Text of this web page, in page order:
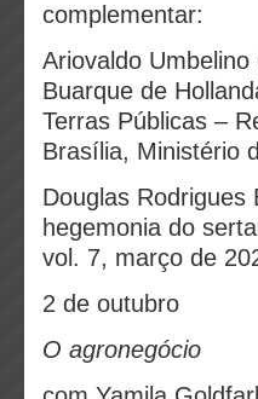
complementar:
Ariovaldo
Buarque de
Terras Públicas –
Brasília, Ministério
Douglas Rodrigues
hegemonia do
vol. 7, março de
2 de outubro
O agronegócio